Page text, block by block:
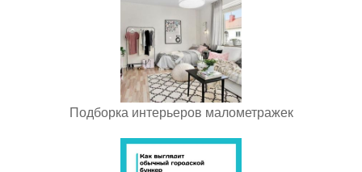
Подборка интерьеров малометражек